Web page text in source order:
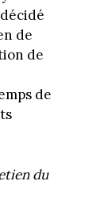
de
de
de
du